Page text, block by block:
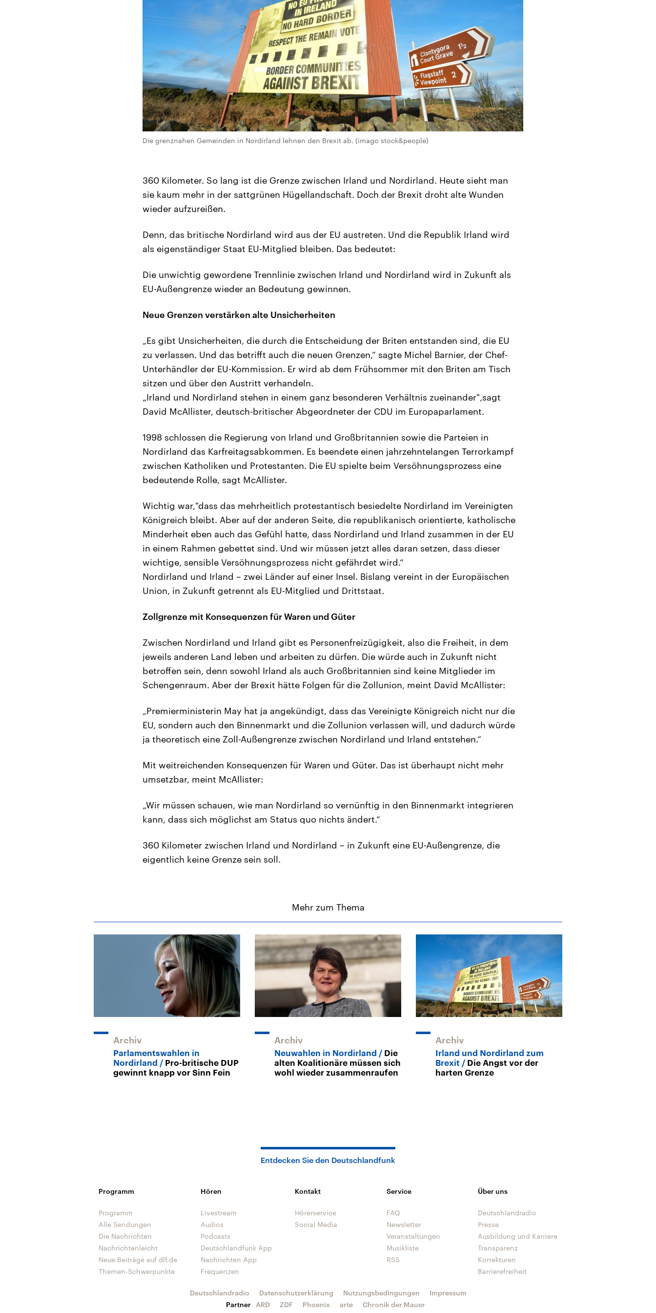
Die grenznahen Gemeinden in Nordirland lehnen den Brexit ab. (imago stock&people)
360 Kilometer. So lang ist die Grenze zwischen Irland und Nordirland. Heute sieht man
sie kaum mehr in der sattgrünen Hügellandschaft. Doch der Brexit droht alte Wunden
wieder aufzureißen.
Denn, das britische Nordirland wird aus der EU austreten. Und die Republik Irland wird
als eigenständiger Staat EU-Mitglied bleiben. Das bedeutet:
Die unwichtig gewordene Trennlinie zwischen Irland und Nordirland wird in Zukunft als
EU-Außengrenze wieder an Bedeutung gewinnen.
Neue Grenzen verstärken alte Unsicherheiten
„Es gibt Unsicherheiten, die durch die Entscheidung der Briten entstanden sind, die EU
zu verlassen. Und das betrifft auch die neuen Grenzen,“ sagte Michel Barnier, der Chef-
Unterhändler der EU-Kommission. Er wird ab dem Frühsommer mit den Briten am Tisch
sitzen und über den Austritt verhandeln.
„Irland und Nordirland stehen in einem ganz besonderen Verhältnis zueinander",sagt
David McAllister, deutsch-britischer Abgeordneter der CDU im Europaparlament.
1998 schlossen die Regierung von Irland und Großbritannien sowie die Parteien in
Nordirland das Karfreitagsabkommen. Es beendete einen jahrzehntelangen Terrorkampf
zwischen Katholiken und Protestanten. Die EU spielte beim Versöhnungsprozess eine
bedeutende Rolle, sagt McAllister.
Wichtig war,"dass das mehrheitlich protestantisch besiedelte Nordirland im Vereinigten
Königreich bleibt. Aber auf der anderen Seite, die republikanisch orientierte, katholische
Minderheit eben auch das Gefühl hatte, dass Nordirland und Irland zusammen in der EU
in einem Rahmen gebettet sind. Und wir müssen jetzt alles daran setzen, dass dieser
wichtige, sensible Versöhnungsprozess nicht gefährdet wird.“
Nordirland und Irland – zwei Länder auf einer Insel. Bislang vereint in der Europäischen
Union, in Zukunft getrennt als EU-Mitglied und Drittstaat.
Zollgrenze mit Konsequenzen für Waren und Güter
Zwischen Nordirland und Irland gibt es Personenfreizügigkeit, also die Freiheit, in dem
jeweils anderen Land leben und arbeiten zu dürfen. Die würde auch in Zukunft nicht
betroffen sein, denn sowohl Irland als auch Großbritannien sind keine Mitglieder im
Schengenraum. Aber der Brexit hätte Folgen für die Zollunion, meint David McAllister:
„Premierministerin May hat ja angekündigt, dass das Vereinigte Königreich nicht nur die
EU, sondern auch den Binnenmarkt und die Zollunion verlassen will, und dadurch würde
ja theoretisch eine Zoll-Außengrenze zwischen Nordirland und Irland entstehen.“
Mit weitreichenden Konsequenzen für Waren und Güter. Das ist überhaupt nicht mehr
umsetzbar, meint McAllister:
„Wir müssen schauen, wie man Nordirland so vernünftig in den Binnenmarkt integrieren
kann, dass sich möglichst am Status quo nichts ändert.“
360 Kilometer zwischen Irland und Nordirland – in Zukunft eine EU-Außengrenze, die
eigentlich keine Grenze sein soll.
Mehr zum Thema
Archiv
Parlamentswahlen in
Nordirland
Pro-britische DUP
gewinnt knapp vor Sinn Fein
Archiv
Neuwahlen in Nordirland
Die
alten Koalitionäre müssen sich
wohl wieder zusammenraufen
Archiv
Irland und Nordirland zum
Brexit
Die Angst vor der
harten Grenze
Entdecken Sie den Deutschlandfunk
Programm
Programm
Alle Sendungen
Die Nachrichten
Nachrichtenleicht
Neue Beiträge auf dlf.de
Themen-Schwerpunkte
Hören
Livestream
Audios
Podcasts
Deutschlandfunk App
Nachrichten App
Frequenzen
Kontakt
Hörerservice
Social Media
Service
FAQ
Newsletter
Veranstaltungen
Musikliste
RSS
Über uns
Deutschlandradio
Presse
Ausbildung und Karriere
Transparenz
Korrekturen
Barrierefreiheit
Deutschlandradio Datenschutzerklärung Nutzungsbedingungen
Impressum
Partner
ARD ZDF Phoenix arte Chronik der Mauer